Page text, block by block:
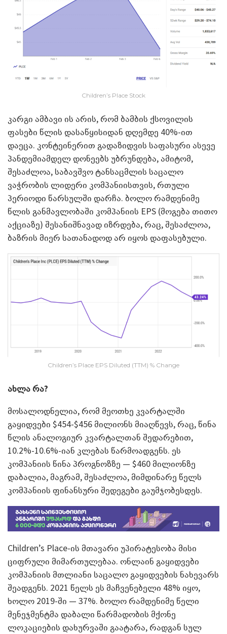
Children’s Place Stock
კარგი ამბავი ის არის, რომ ბამბის ქსოვილის
ფასები წლის დასაწყისიდან დღემდე 40%-ით
დაეცა. კონტეინერით გადაზიდვის საფასური ასევე
პანდემიამდელ დონეებს უბრუნდება, ამიტომ,
შესაძლოა, საბავშვო ტანსაცმლის საცალო
ვაჭრობის ლიდერი კომპანიისთვის, რთული
პერიოდი წარსულში დარჩა. ბოლო რამდენიმე
წლის განმავლობაში კომპანიის EPS (მოგება თითო
აქციაზე) შესანიშნავად იზრდება, რაც, შესაძლოა,
ბაზრის მიერ სათანადოდ არ იყოს დაფასებული.
Children’s Place EPS Diluted (TTM) % Change
ახლა რა?
მოსალოდნელია, რომ მეოთხე კვარტალში
გაყიდვები $454-$456 მილიონს მიაღწევს, რაც, წინა
წლის ანალოგიურ კვარტალთან შედარებით,
10.2%-10.6%-იან კლებას წარმოადგენს. ეს
კომპანიის წინა პროგნოზზე — $460 მილიონზე
დაბალია, მაგრამ, შესაძლოა, მიმდინარე წელს
კომპანიის ფინანსური შედეგები გაუმჯობესდეს.
Children’s Place-ის მთავარი უპირატესობა მისი
ციფრული მიმართულებაა. ონლაინ გაყიდვები
კომპანიის მთლიანი საცალო გაყიდვების ნახევარს
შეადგენს. 2021 წელს ეს მაჩვენებელი 48% იყო,
ხოლო 2019-ში — 37%. ბოლო რამდენიმე წელი
მენეჯმენტმა დაბალი წარმადობის მქონე
ლოკაციების დახურვაში გაატარა, რადგან სულ